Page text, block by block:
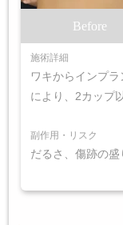
Before
施術詳細
ワキからインプ
により、2カップ
副作用・リスク
だるさ、傷跡の